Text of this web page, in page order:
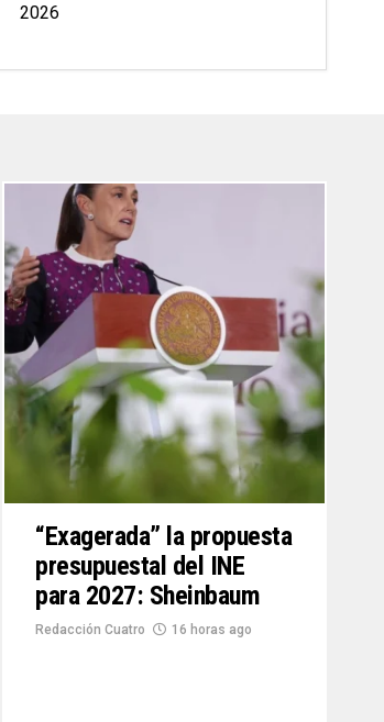
2026
“Exagerada” la propuesta
presupuestal del INE
para 2027: Sheinbaum
Redacción Cuatro 16 horas ago